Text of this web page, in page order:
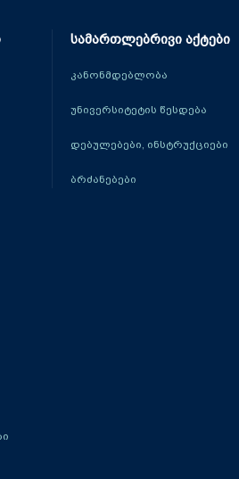
სამართლებრივი აქტები
კანონმდებლობა
უნივერსიტეტის წესდება
დებულებები, ინსტრუქციები
ბრძანებები